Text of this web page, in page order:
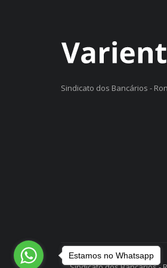
Sindicato dos Bancários -
Estamos no Whatsapp